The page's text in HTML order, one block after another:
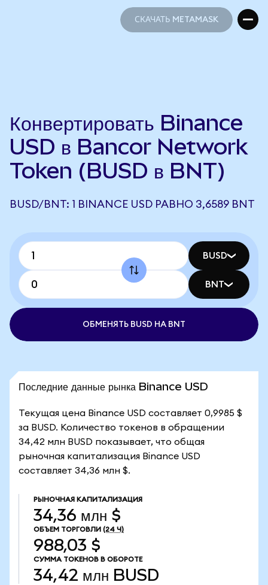
СКАЧАТЬ METAMASK
Конвертировать Binance
USD в Bancor Network
Token (BUSD в BNT)
BUSD/BNT: 1 BINANCE USD РАВНО 3,6589 BNT
BUSD
BNT
ОБМЕНЯТЬ BUSD НА BNT
Последние данные рынка Binance USD
Текущая цена Binance USD составляет 0,9985 $
за BUSD. Количество токенов в обращении
34,42 млн BUSD показывает, что общая
рыночная капитализация Binance USD
составляет 34,36 млн $.
РЫНОЧНАЯ КАПИТАЛИЗАЦИЯ
34,36 млн $
ОБЪЕМ ТОРГОВЛИ (24 Ч)
988,03 $
СУММА ТОКЕНОВ В ОБОРОТЕ
34,42 млн BUSD